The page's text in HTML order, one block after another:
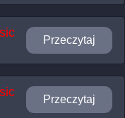
Przeczytaj
Przeczytaj